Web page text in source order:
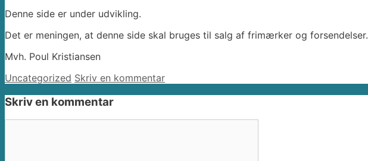
Denne side er under udvikling.
Det er meningen, at denne side skal bruges til salg af frimærker og forsendelser.
Mvh. Poul Kristiansen
Kategorier
Uncategorized Skriv en kommentar
Skriv en kommentar